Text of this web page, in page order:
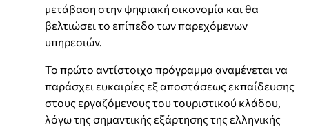
μετάβαση στην ψηφιακή οικονομία και θα
βελτιώσει το επίπεδο των παρεχόμενων
υπηρεσιών.
Το πρώτο αντίστοιχο πρόγραμμα αναμένεται να
παράσχει ευκαιρίες εξ αποστάσεως εκπαίδευσης
στους εργαζόμενους του τουριστικού κλάδου,
λόγω της σημαντικής εξάρτησης της ελληνικής